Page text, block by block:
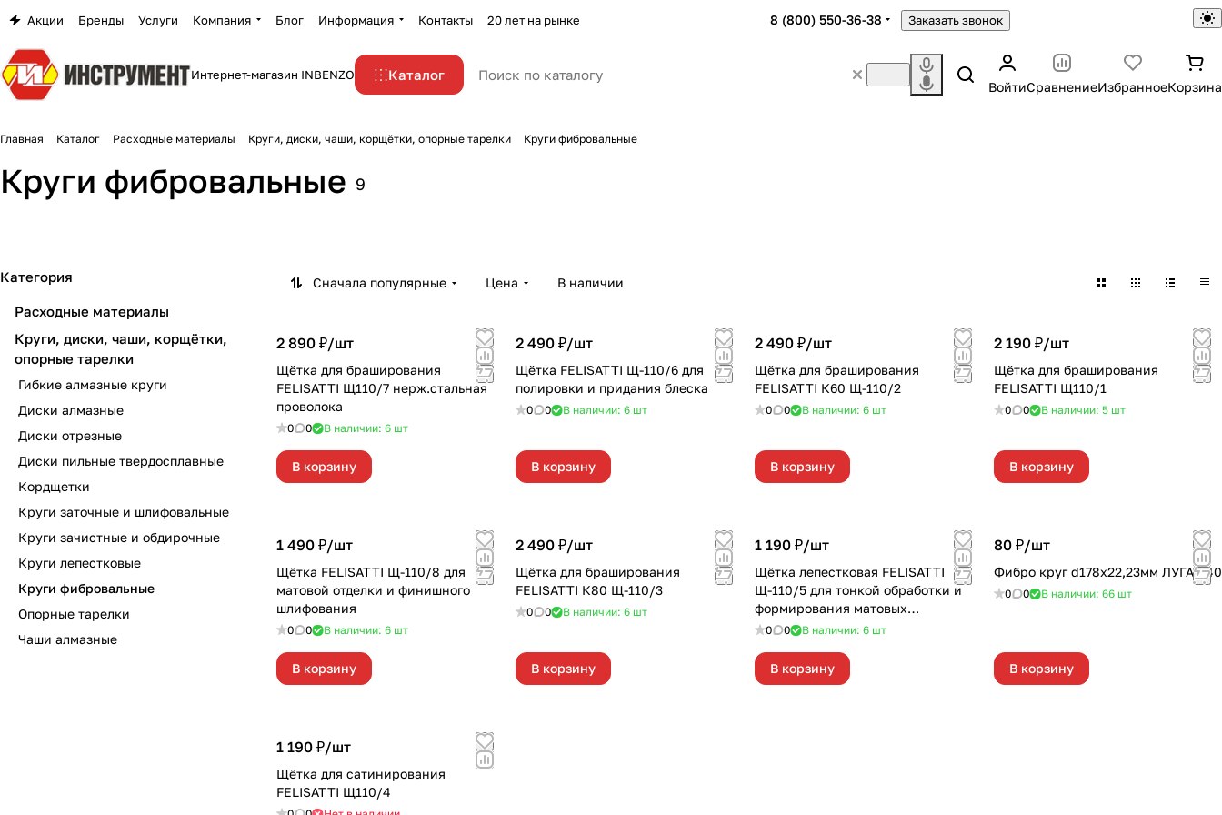
Акции Бренды Услуги Компания Блог Информация Контакты 20 лет на рынке 8 (800) 550-36-38 Заказать звонок
Интернет-магазин INBENZO Каталог
ВойтиСравнениеИзбранноеКорзина
Главная Каталог Расходные материалы Круги, диски, чаши, корщётки, опорные тарелки Круги фибровальные
Круги фибровальные 9
Сначала популярные Цена В наличии
2 890 ₽/шт
Щётка для браширования
FELISATTI Щ110/7 нерж.стальная
проволока
0 0 В наличии: 6 шт
В корзину
2 490 ₽/шт
Щётка FELISATTI Щ-110/6 для
полировки и придания блеска
0 0 В наличии: 6 шт
В корзину
2 490 ₽/шт
Щётка для браширования
FELISATTI К60 Щ-110/2
0 0 В наличии: 6 шт
В корзину
2 190 ₽/шт
Щётка для браширования
FELISATTI Щ110/1
0 0 В наличии: 5 шт
В корзину
1 490 ₽/шт
Щётка FELISATTI Щ-110/8 для
матовой отделки и финишного
шлифования
0 0 В наличии: 6 шт
В корзину
2 490 ₽/шт
Щётка для браширования
FELISATTI К80 Щ-110/3
0 0 В наличии: 6 шт
В корзину
1 190 ₽/шт
Щётка лепестковая FELISATTI
Щ-110/5 для тонкой обработки и
формирования матовых
поверхностей
0 0 В наличии: 6 шт
В корзину
80 ₽/шт
Фибро круг d178х22,23мм ЛУГА Р40
0 0 В наличии: 66 шт
В корзину
1 190 ₽/шт
Щётка для сатинирования
FELISATTI Щ110/4
Категория
Расходные материалы
Круги, диски, чаши, корщётки,
опорные тарелки
Гибкие алмазные круги
Диски алмазные
Диски отрезные
Диски пильные твердосплавные
Кордщетки
Круги заточные и шлифовальные
Круги зачистные и обдирочные
Круги лепестковые
Круги фибровальные
Опорные тарелки
Чаши алмазные